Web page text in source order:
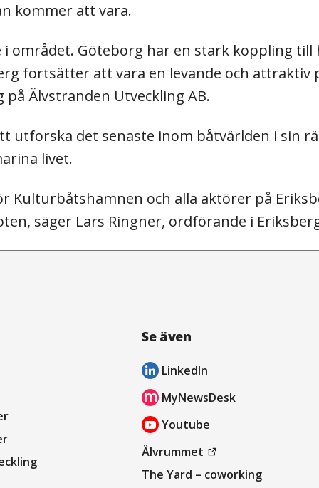
kommer att vara.
i området. Göteborg har en stark koppling
fortsätter att vara en levande och attraktiv
Älvstranden Utveckling AB.
utforska det senaste inom båtvärlden i sin
livet.
Kulturbåtshamnen och alla aktörer på
säger Lars Ringner, ordförande i
Se även
LinkedIn
öppnas
i
nytt
fönster
MyNewsDesk
öppnas
i
nytt
fönster
Youtube
öppnas
i
nytt
Älvrummet öppnas
i
The Yard – coworking